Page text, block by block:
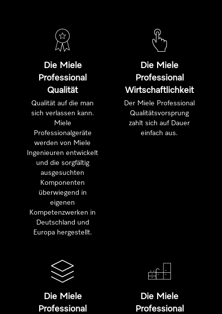
Die Miele
Professional
Qualität
Qualität auf die man
sich verlassen kann.
Miele
Professionalgeräte
werden von Miele
Ingenieuren entwickelt
und die sorgfältig
ausgesuchten
Komponenten
überwiegend in
eigenen
Kompetenzwerken in
Deutschland und
Europa hergestellt.
Die Miele
Professional
Wirtschaftlichkeit
Der Miele Professional
Qualitätsvorsprung
zahlt sich auf Dauer
einfach aus.
Die Miele
Professional
Die Miele
Professional